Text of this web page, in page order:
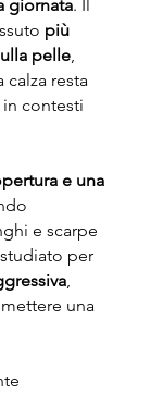
giornata. Il
più
pelle,
resta
contesti
e una
e scarpe
per
,
una